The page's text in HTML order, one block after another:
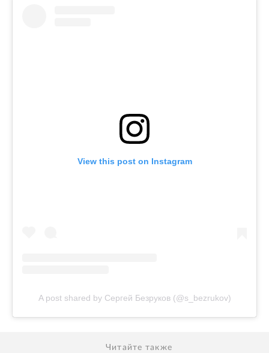
View this post on Instagram
A post shared by Сергей Безруков (@s_bezrukov)
Читайте также